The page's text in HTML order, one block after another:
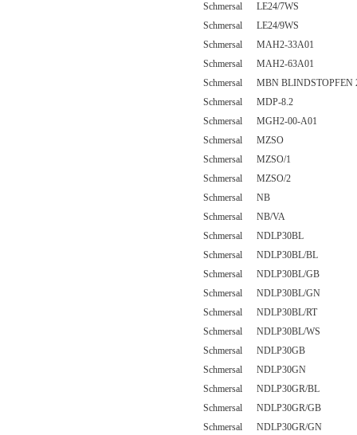
Schmersal LE24/7WS
Schmersal LE24/9WS
Schmersal MAH2-33A01
Schmersal MAH2-63A01
Schmersal MBN BLINDSTOPFEN
Schmersal MDP-8.2
Schmersal MGH2-00-A01
Schmersal MZSO
Schmersal MZSO/1
Schmersal MZSO/2
Schmersal NB
Schmersal NB/VA
Schmersal NDLP30BL
Schmersal NDLP30BL/BL
Schmersal NDLP30BL/GB
Schmersal NDLP30BL/GN
Schmersal NDLP30BL/RT
Schmersal NDLP30BL/WS
Schmersal NDLP30GB
Schmersal NDLP30GN
Schmersal NDLP30GR/BL
Schmersal NDLP30GR/GB
Schmersal NDLP30GR/GN